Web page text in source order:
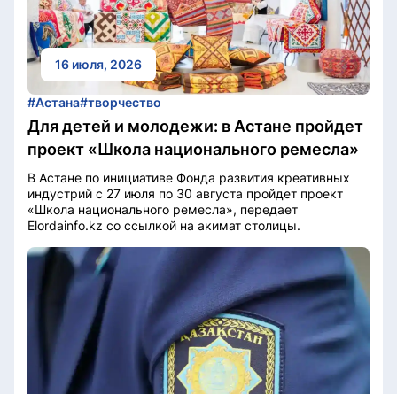
16 июля, 2026
#Астана#творчество
Для детей и молодежи: в Астане пройдет
проект «Школа национального ремесла»
В Астане по инициативе Фонда развития креативных
индустрий с 27 июля по 30 августа пройдет проект
«Школа национального ремесла», передает
Elordainfo.kz со ссылкой на акимат столицы.